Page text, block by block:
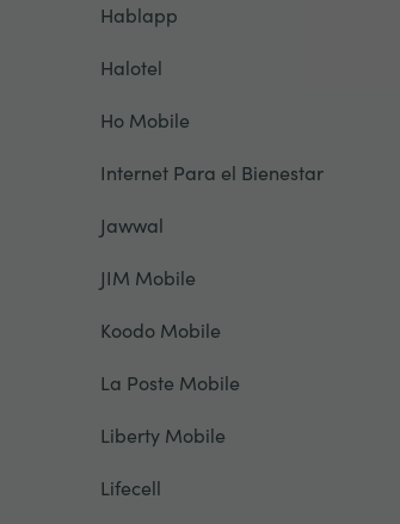
Hablapp
Halotel
Ho Mobile
Internet Para el Bienestar
Jawwal
JIM Mobile
Koodo Mobile
La Poste Mobile
Liberty Mobile
Lifecell